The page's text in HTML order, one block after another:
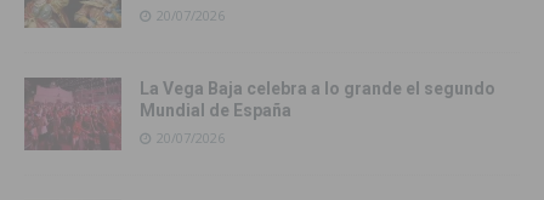
20/07/2026
La Vega Baja celebra a lo grande el segundo
Mundial de España
20/07/2026